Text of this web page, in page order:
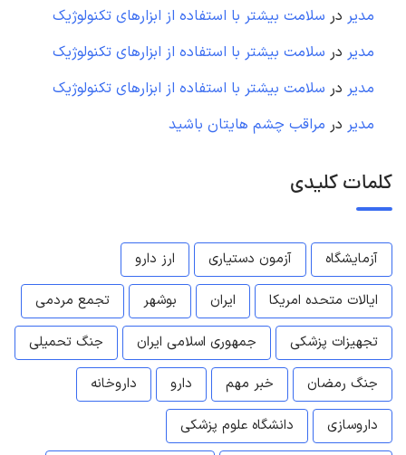
مدیر در سلامت بیشتر با استفاده از ابزارهای تکنولوژیک
مدیر در سلامت بیشتر با استفاده از ابزارهای تکنولوژیک
مدیر در سلامت بیشتر با استفاده از ابزارهای تکنولوژیک
مدیر در مراقب چشم هایتان باشید
کلمات کلیدی
آزمایشگاه آزمون دستیاری
ارز دارو
ایالات متحده امریکا
ایران بوشهر
تجمع مردمی
تجهیزات پزشکی
جمهوری اسلامی ایران
جنگ تحمیلی
جنگ رمضان
خبر مهم دارو
داروخانه
داروسازی
دانشگاه علوم پزشکی